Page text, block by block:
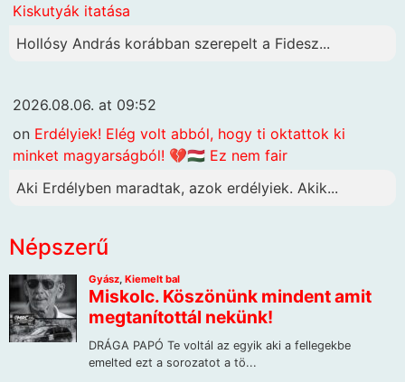
Kiskutyák itatása
Hollósy András korábban szerepelt a Fidesz...
2026.08.06. at 09:52
on Erdélyiek! Elég volt abból, hogy ti oktattok ki
minket magyarságból! 💔🇭🇺 Ez nem fair
Aki Erdélyben maradtak, azok erdélyiek. Akik...
Népszerű